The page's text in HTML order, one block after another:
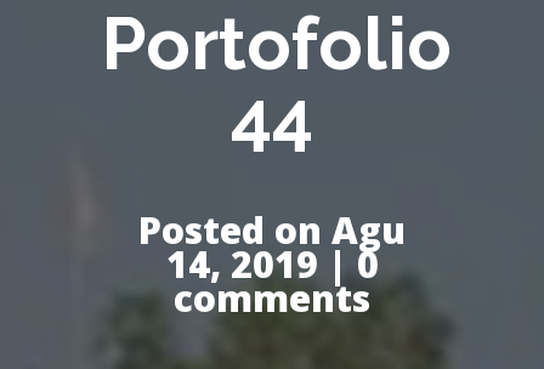
Portofolio
44
Posted on Agu
14, 2019 | 0
comments